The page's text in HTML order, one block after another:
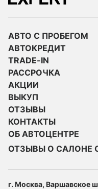
АВТО С ПРОБЕГОМ
АВТОКРЕДИТ
TRADE-IN
РАССРОЧКА
АКЦИИ
ВЫКУП
ОТЗЫВЫ
КОНТАКТЫ
ОБ АВТОЦЕНТРЕ
ОТЗЫВЫ О САЛОНЕ
г. Москва, Варшавское